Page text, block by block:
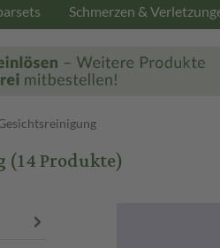
Schmerzen &
(14 Produkte)